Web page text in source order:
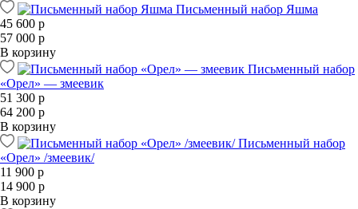
Письменный набор Яшма
45 600 р
57 000 р
В корзину
Письменный набор
«Орел» — змеевик
51 300 р
64 200 р
В корзину
Письменный набор
«Орел» /змеевик/
11 900 р
14 900 р
В корзину